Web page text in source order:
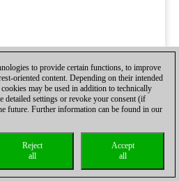
to provide certain functions, to improve
oriented content. Depending on their intended
may be used in addition to technically
detailed settings or revoke your consent (if
future. Further information can be found in our
Accept
all
Reject
all